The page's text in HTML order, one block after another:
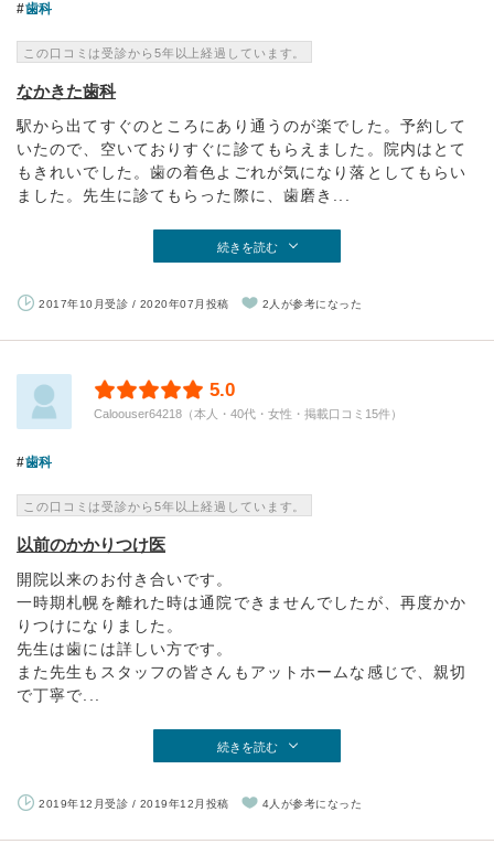
歯科
この口コミは受診から5年以上経過しています。
なかきた歯科
駅から出てすぐのところにあり通うのが楽でした。予約して
いたので、空いておりすぐに診てもらえました。院内はとて
もきれいでした。歯の着色よごれが気になり落としてもらい
ました。先生に診てもらった際に、歯磨き...
続きを読む
2017年10月受診 / 2020年07月投稿 2人が参考になった
5.0
Caloouser64218（本人・40代・女性・掲載口コミ15件）
歯科
この口コミは受診から5年以上経過しています。
以前のかかりつけ医
開院以来のお付き合いです。
一時期札幌を離れた時は通院できませんでしたが、再度かか
りつけになりました。
先生は歯には詳しい方です。
また先生もスタッフの皆さんもアットホームな感じで、親切
で丁寧で...
続きを読む
2019年12月受診 / 2019年12月投稿 4人が参考になった